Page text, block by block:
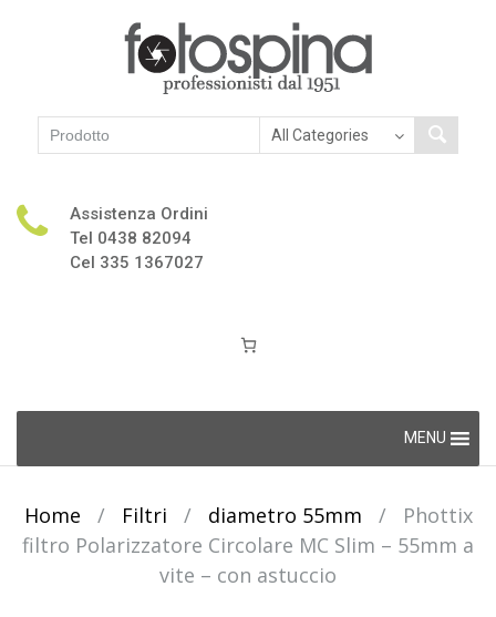
Assistenza Ordini
Tel 0438 82094
Cel 335 1367027
content
MENU
Home / Filtri / diametro 55mm /
Phottix
filtro Polarizzatore Circolare MC Slim – 55mm a
vite – con astuccio